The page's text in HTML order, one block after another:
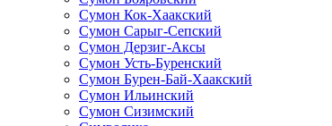
Сумон Кок-Хаакский
Сумон Сарыг-Сепский
Сумон Дерзиг-Аксы
Сумон Усть-Буренский
Сумон Бурен-Бай-Хаакский
Сумон Ильинский
Сумон Сизимский